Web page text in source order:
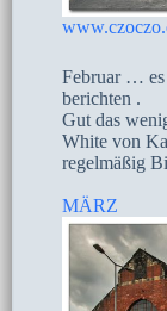
Februar …
berichten .
Gut das
White von
regelmäßig
MÄRZ